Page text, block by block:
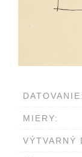
DATOVANIE:
MIERY:
VÝTVARNÝ